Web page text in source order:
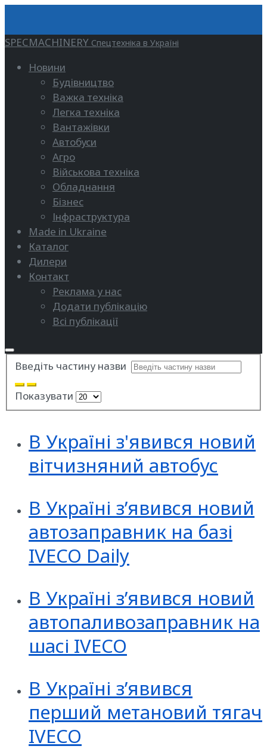
SPECMACHINERY Спецтехніка в Україні
Новини
Будівництво
Важка техніка
Легка техніка
Вантажівки
Автобуси
Агро
Військова техніка
Обладнання
Бізнес
Інфраструктура
Made in Ukraine
Каталог
Дилери
Контакт
Реклама у нас
Додати публікацію
Всі публікації
Введіть частину назви
Показувати
В Україні з'явився новий
вітчизняний автобус
В Україні з’явився новий
автозаправник на базі
IVECO Daily
В Україні з’явився новий
автопаливозаправник на
шасі IVECO
В Україні з’явився
перший метановий тягач
IVECO